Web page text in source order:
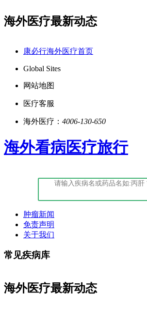
海外医疗最新动态
康必行海外医疗首页
Global Sites
网站地图
医疗客服
海外医疗： 4006-130-650
海外看病医疗旅行
肿瘤新闻
免责声明
关于我们
常见疾病库
海外医疗最新动态